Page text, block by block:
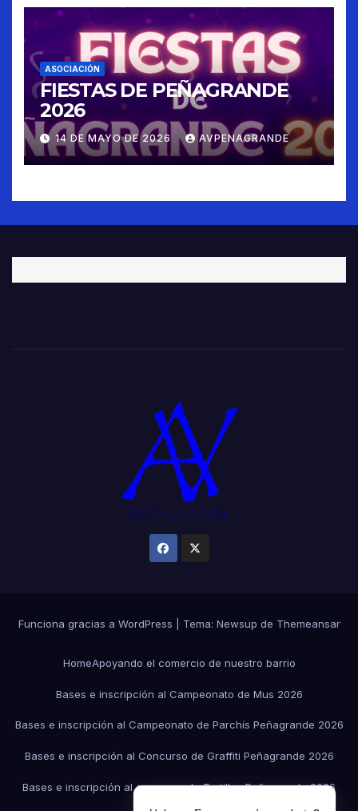
ASOCIACIÓN
FIESTAS DE PEÑAGRANDE
2026
14 DE MAYO DE 2026 AVPENAGRANDE
Funciona gracias a WordPress Tema: Newsup de Themeansar
HomeApoyando el comercio de nuestro barrio
Bases e inscripción al Campeonato de Mus 2026
Bases e inscripción al Campeonato de Parchís Peñagrande 2026
Bases e inscripción al Concurso de Graffiti Peñagrande 2026
Bases e inscripción al concurso de Tortillas Peñagrande 2026